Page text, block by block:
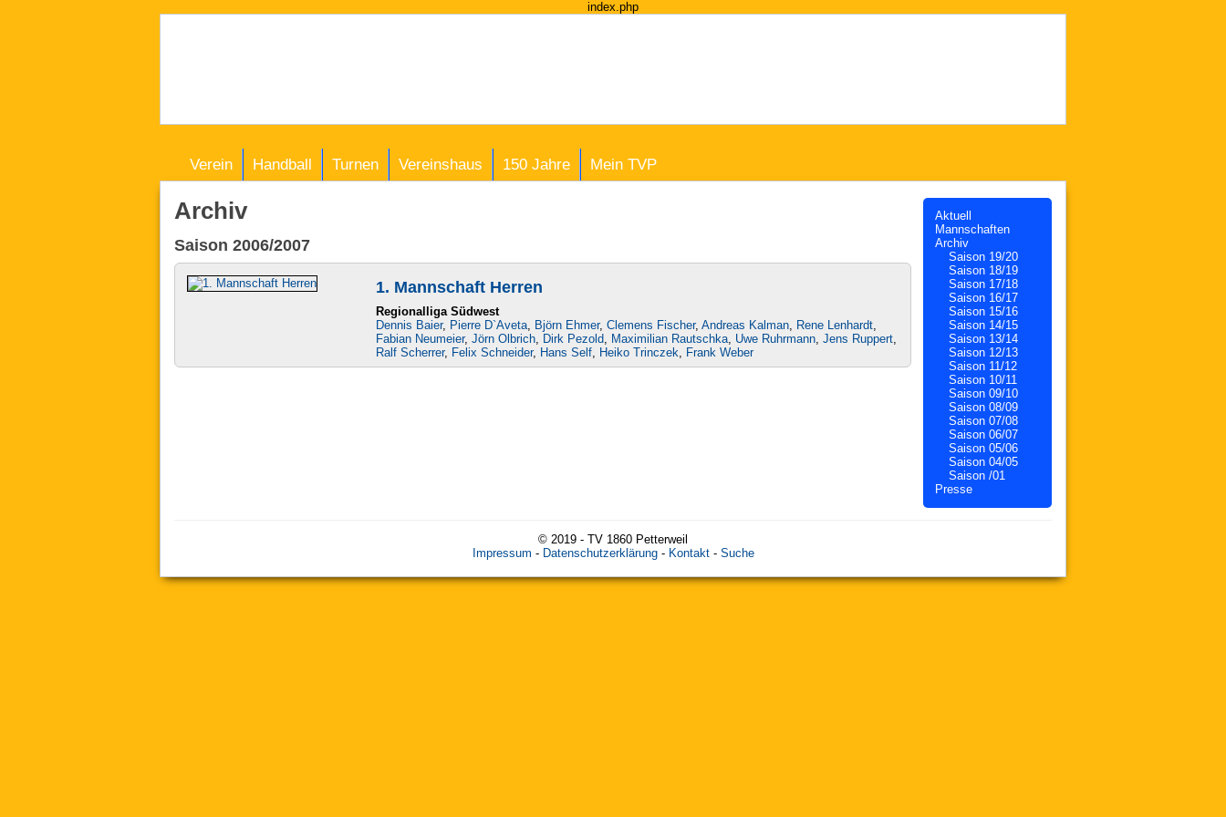
index.php
Verein Handball Turnen Vereinshaus 150 Jahre Mein TVP
Aktuell
Mannschaften
Archiv
Saison 19/20
Saison 18/19
Saison 17/18
Saison 16/17
Saison 15/16
Saison 14/15
Saison 13/14
Saison 12/13
Saison 11/12
Saison 10/11
Saison 09/10
Saison 08/09
Saison 07/08
Saison 06/07
Saison 05/06
Saison 04/05
Saison /01
Presse
Archiv
Saison 2006/2007
1. Mannschaft Herren
Regionalliga Südwest
Dennis Baier, Pierre D`Aveta Björn Ehmer,Clemens Fischer,Andreas Kalman Rene Lenhardt
Fabian Neumeier,Jörn Olbrich Dirk Pezold Maximilian Rautschka Uwe Ruhrmann ,Jens Ruppert
Ralf Scherrer, Felix Schneider, Hans Self Heiko Trinczek Frank Weber
© 2019 - TV 1860 Petterweil
Impressum - Datenschutzerklärung- Kontakt- Suche